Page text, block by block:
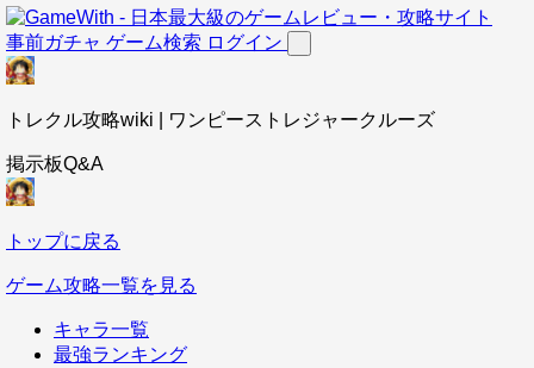
事前ガチャ ゲーム検索 ログイン
トレクル攻略wiki | ワンピーストレジャークルーズ
掲示板Q&A
トップに戻る
ゲーム攻略一覧を見る
キャラ一覧
最強ランキング